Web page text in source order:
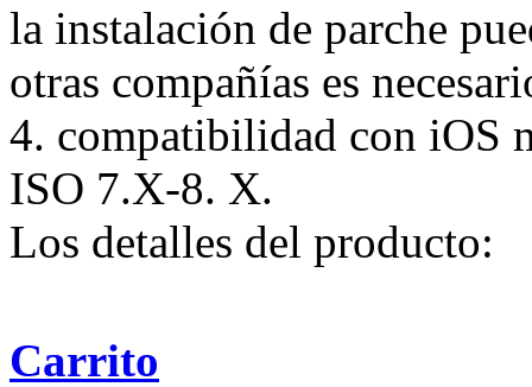
la instalación de parche
otras compañías es
4. compatibilidad con iOS
ISO 7.X-8. X.
Los detalles del producto:
Carrito